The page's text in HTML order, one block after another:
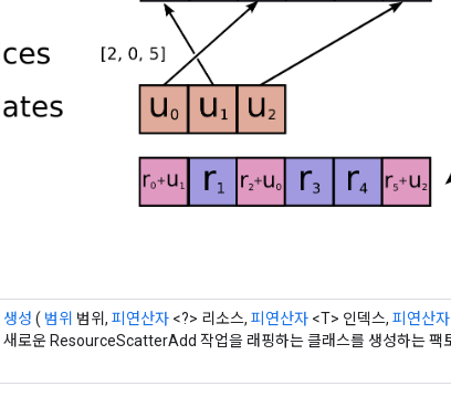
생성 ( 범위 범위, 피연산자 <?> 리소스, 피연산자 <T> 인덱스, 피연산자
새로운 ResourceScatterAdd 작업을 래핑하는 클래스를 생성하는 팩